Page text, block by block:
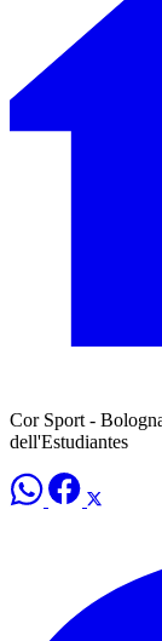
Cor Sport -
dell'Estudiantes